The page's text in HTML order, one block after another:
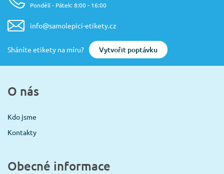
Pondělí - Pátek: 8:00 - 16:00
info@samolepici-etikety.cz
Sháníte etikety na míru? Vytvořit poptávku
O nás
Kdo jsme
Kontakty
Obecné informace